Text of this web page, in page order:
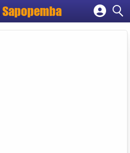
Sapopemba
Cadastrar empresa